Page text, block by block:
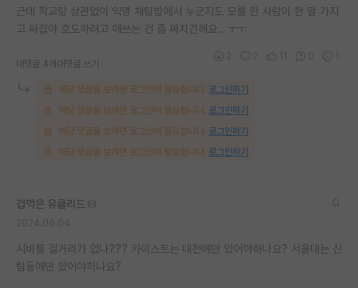
근데 학교랑 상관없이 익명 채팅방에서 누군지도 모를 한 사람이 한 말 가지
고 싸잡아 호도하려고 애쓰는 건 좀 짜치긴해요.. ㅜㅜ
대댓글 4개 대댓글 쓰기
해당 댓글을 보려면 로그인이 필요합니다. 로그인하기
해당 댓글을 보려면 로그인이 필요합니다. 로그인하기
해당 댓글을 보려면 로그인이 필요합니다. 로그인하기
해당 댓글을 보려면 로그인이 필요합니다. 로그인하기
겁먹은 유클리드
시비를 걸거리가 없나??? 카이스트는 대전에만 있어야하나요? 서울대는 신
림동에만 있어야하나요?